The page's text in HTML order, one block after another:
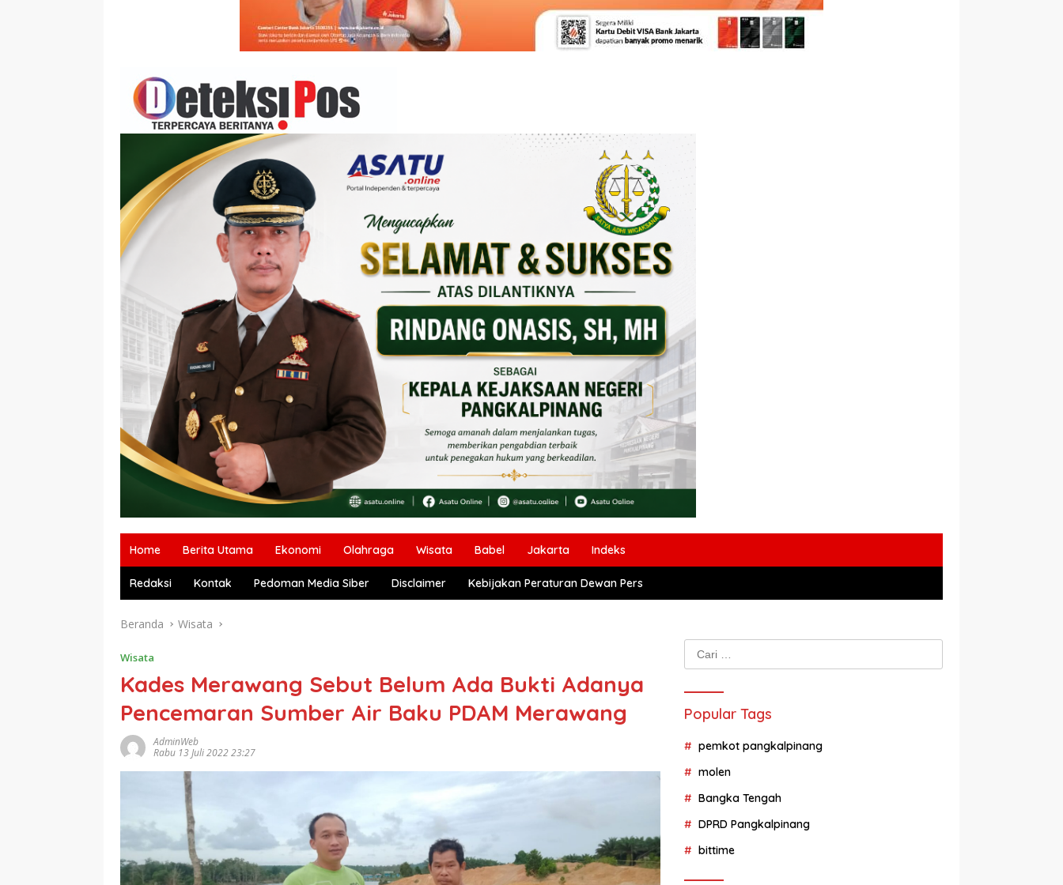
Home Berita Utama Ekonomi Olahraga Wisata Babel Jakarta Indeks
Redaksi Kontak Pedoman Media Siber Disclaimer Kebijakan Peraturan Dewan Pers
Beranda Wisata
Wisata
Kades Merawang Sebut Belum Ada Bukti Adanya
Pencemaran Sumber Air Baku PDAM Merawang
AdminWeb
Rabu 13 Juli 2022 23:27
Popular Tags
pemkot pangkalpinang
molen
Bangka Tengah
DPRD Pangkalpinang
bittime